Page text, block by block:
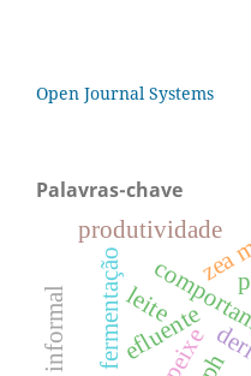
Open Journal Systems
Palavras-chave
peixe
efluente
fermentação ph
zea
produtividade
leite